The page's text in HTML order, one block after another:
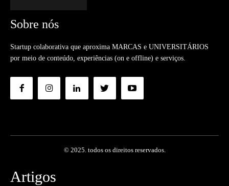
Sobre nós
Startup colaborativa que aproxima MARCAS e UNIVERSITÁRIOS
por meio de conteúdo, experiências (on e offline) e serviços.
© 2025. todos os direitos reservados.
Artigos